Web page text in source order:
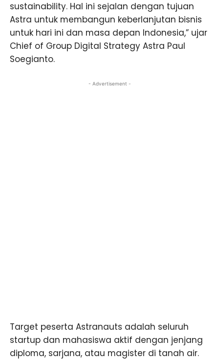
sustainability. Hal ini sejalan dengan tujuan
Astra untuk membangun keberlanjutan bisnis
untuk hari ini dan masa depan Indonesia,” ujar
Chief of Group Digital Strategy Astra Paul
Soegianto.
- Advertisement -
Target peserta Astranauts adalah seluruh
startup dan mahasiswa aktif dengan jenjang
diploma, sarjana, atau magister di tanah air.